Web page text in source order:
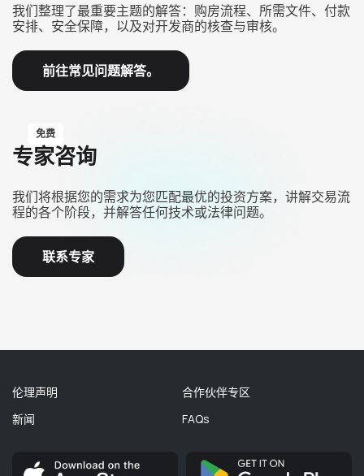
我们整理了最重要主题的解答：购房流程、所需文件、付款
安排、安全保障，以及对开发商的核查与审核。
前往常见问题解答。
免费
专家咨询
我们将根据您的需求为您匹配最优的投资方案，讲解交易流
程的各个阶段，并解答任何技术或法律问题。
联系专家
伦理声明
新闻
合作伙伴专区
FAQs